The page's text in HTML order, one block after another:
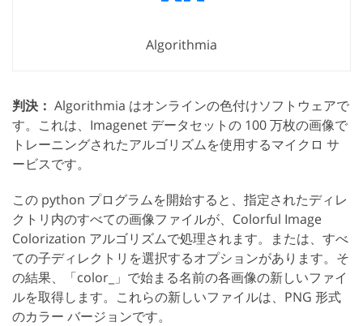
Algorithmia
判決： Algorithmia はオンラインの色付けソフトウェアで
す。これは、Imagenet データセットの 100 万枚の画像で
トレーニングされたアルゴリズムを使用するマイクロ サ
ービスです。
この python プログラムを開始すると、指定されたディレ
クトリ内のすべての画像ファイルが、Colorful Image
Colorization アルゴリズムで処理されます。または、すべ
ての子ディレクトリを選択するオプションがあります。そ
の結果、「color_」で始まる名前の各画像の新しいファイ
ルを取得します。これらの新しいファイルは、PNG 形式
のカラー バージョンです。